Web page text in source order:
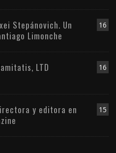
16
Stepánovich. Un
Limonche
16
LTD
15
y editora en